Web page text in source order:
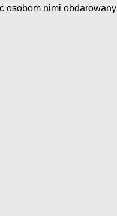
osobom nimi